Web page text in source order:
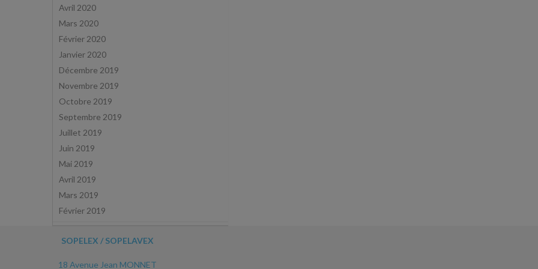
Avril 2020
Mars 2020
Février 2020
Janvier 2020
Décembre 2019
Novembre 2019
Octobre 2019
Septembre 2019
Juillet 2019
Juin 2019
Mai 2019
Avril 2019
Mars 2019
Février 2019
SOPELEX / SOPELAVEX
18 Avenue Jean MONNET